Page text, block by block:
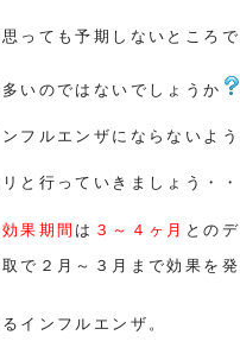
っても予期しないところ
いのではないでしょうか
フルエンザにならないよう
と行っていきましょう・・
効果期間 は ３～４ヶ月 との
で２月～３月まで効果を
インフルエンザ。